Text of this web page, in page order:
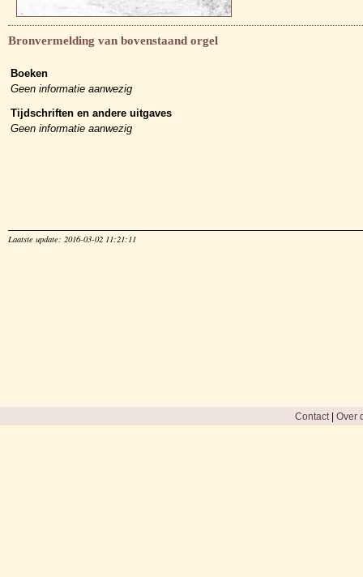
Bronvermelding van bovenstaand orgel
Boeken
Geen informatie aanwezig
Tijdschriften en andere uitgaves
Geen informatie aanwezig
Laatste update: 2016-03-02 11:21:11
Contact| Over